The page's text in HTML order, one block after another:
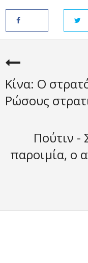
Κίνα: Ο
Ρώσους
Πούτιν -
παροιμία, ο